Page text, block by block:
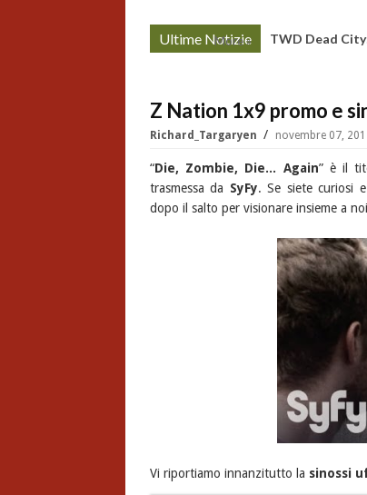
Ultime Notizie
More » TWD Dead
Z Nation 1x9 promo e
Richard_Targaryen novembre 07,
“Die, Zombie, Die... Again” è il
trasmessa da SyFy. Se siete curiosi
dopo il salto per visionare insieme a noi
Vi riportiamo innanzitutto la sinossi